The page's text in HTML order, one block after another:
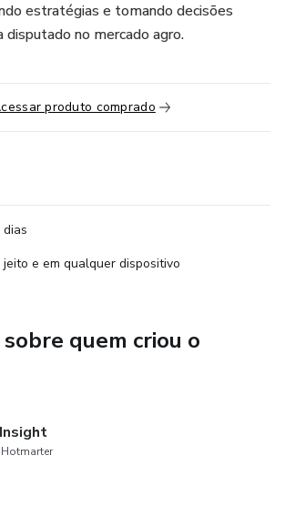
estratégias e tomando decisões
disputado no mercado agro.
produto comprado
e em qualquer dispositivo
sobre quem criou o